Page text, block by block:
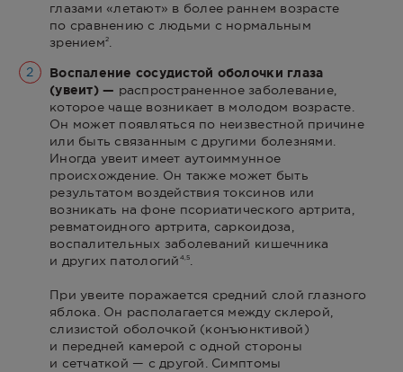
глазами «летают» в более раннем возрасте
по сравнению с людьми с нормальным
зрением2
2
Воспаление сосудистой оболочки глаза
(увеит) — распространенное заболевание,
которое чаще возникает в молодом возрасте.
Он может появляться по неизвестной причине
или быть связанным с другими болезнями.
Иногда увеит имеет аутоиммунное
происхождение. Он также может быть
результатом воздействия токсинов или
возникать на фоне псориатического артрита,
ревматоидного артрита, саркоидоза,
воспалительных заболеваний кишечника
и других патологий 4,5
При увеите поражается средний слой глазного
яблока. Он располагается между склерой,
слизистой оболочкой (конъюнктивой)
и передней камерой с одной стороны
и сетчаткой — с другой. Симптомы